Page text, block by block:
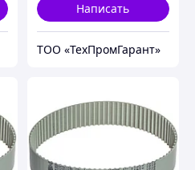
Написать
ТОО «ТехПромГарант»